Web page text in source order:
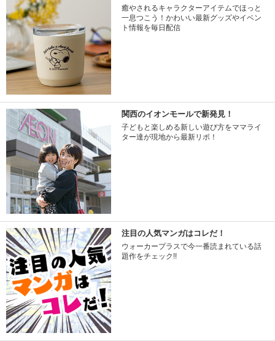
癒やされるキャラクターアイテムでほっと
一息つこう！かわいい最新グッズやイベン
ト情報を毎日配信
関西のイオンモールで新発見！
子どもと楽しめる新しい遊び方をママライ
ター達が現地から最新リポ！
注目の人気マンガはコレだ！
ウォーカープラスで今一番読まれている話
題作をチェック!!